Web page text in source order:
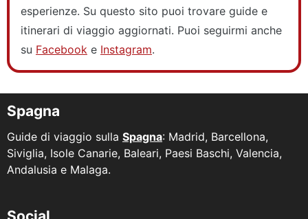
esperienze. Su questo sito puoi trovare guide e
itinerari di viaggio aggiornati. Puoi seguirmi anche
su Facebook e Instagram.
Spagna
Guide di viaggio sulla Spagna: Madrid, Barcellona,
Siviglia, Isole Canarie, Baleari, Paesi Baschi, Valencia,
Andalusia e Malaga.